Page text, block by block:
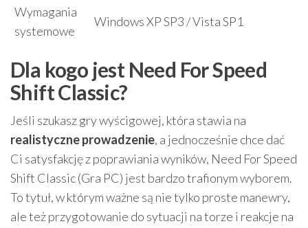
Wymagania
systemowe
Windows XP SP3 / Vista SP1
Dla kogo jest Need For Speed
Shift Classic?
Jeśli szukasz gry wyścigowej, która stawia na
realistyczne prowadzenie, a jednocześnie chce dać
Ci satysfakcję z poprawiania wyników, Need For Speed
Shift Classic (Gra PC) jest bardzo trafionym wyborem.
To tytuł, w którym ważne są nie tylko proste manewry,
ale też przygotowanie do sytuacji na torze i reakcje na